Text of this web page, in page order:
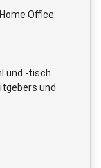
Office:
und -tisch
und